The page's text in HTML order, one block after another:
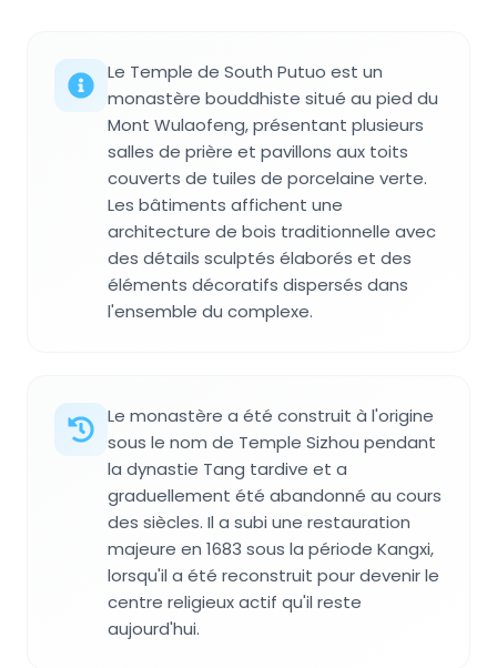
Le Temple de South Putuo est un
monastère bouddhiste situé au pied du
Mont Wulaofeng, présentant plusieurs
salles de prière et pavillons aux toits
couverts de tuiles de porcelaine verte.
Les bâtiments affichent une
architecture de bois traditionnelle avec
des détails sculptés élaborés et des
éléments décoratifs dispersés dans
l'ensemble du complexe.
Le monastère a été construit à l'origine
sous le nom de Temple Sizhou pendant
la dynastie Tang tardive et a
graduellement été abandonné au cours
des siècles. Il a subi une restauration
majeure en 1683 sous la période Kangxi,
lorsqu'il a été reconstruit pour devenir le
centre religieux actif qu'il reste
aujourd'hui.